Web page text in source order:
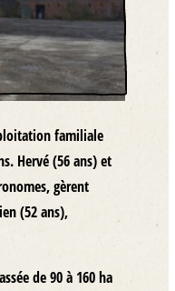
familiale
. Hervé (56 ans) et
gèrent
(52 ans),
de90 à 160 ha